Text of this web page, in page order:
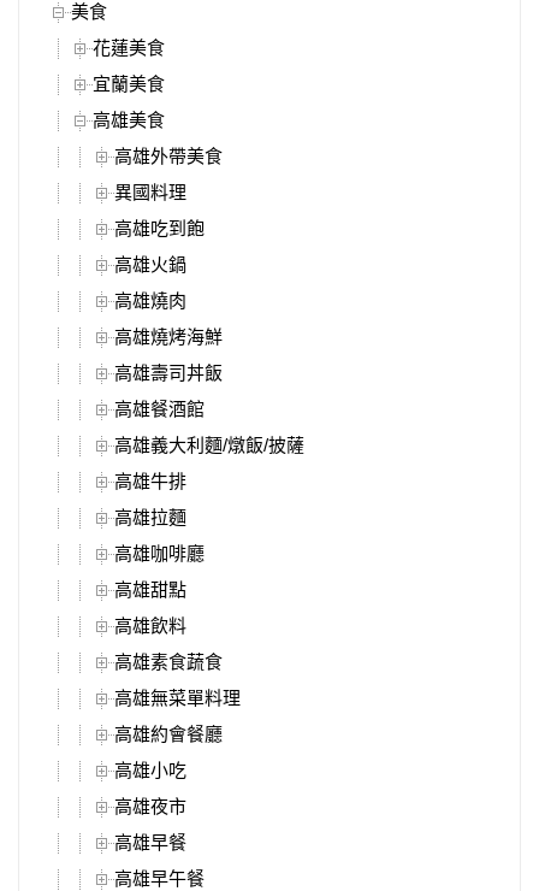
美食
花蓮美食
宜蘭美食
高雄美食
高雄外帶美食
異國料理
高雄吃到飽
高雄火鍋
高雄燒肉
高雄燒烤海鮮
高雄壽司丼飯
高雄餐酒館
高雄義大利麵/燉飯/披薩
高雄牛排
高雄拉麵
高雄咖啡廳
高雄甜點
高雄飲料
高雄素食蔬食
高雄無菜單料理
高雄約會餐廳
高雄小吃
高雄夜市
高雄早餐
高雄早午餐